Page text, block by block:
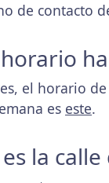
de contacto
el horario
es este.
es la